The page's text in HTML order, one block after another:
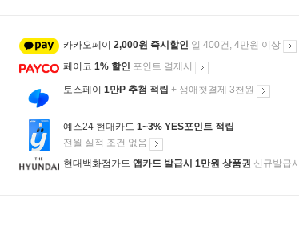
카카오페이 2,000원 즉시할인 일 400건, 4만원 이상
페이코 1% 할인 포인트 결제시
토스페이 1만P 추첨 적립 + 생애첫결제 3천원
예스24 현대카드 1~3% YES포인트 적립
전월 실적 조건 없음
현대백화점카드 앱카드 발급시 1만원 상품권 신규발급시